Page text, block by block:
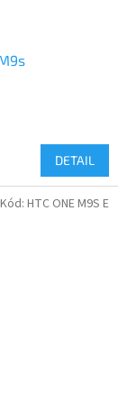
DETAIL
Kód: HTC ONE M9S E